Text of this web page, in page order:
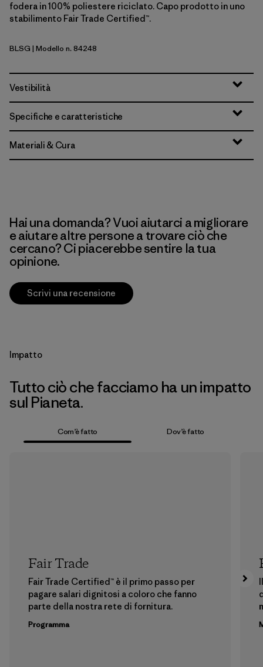
fodera in 100% poliestere riciclato. Capo prodotto in uno
stabilimento Fair Trade Certified™.
Blue Sage
BLSG | Modello n. 84248
Vestibilità
Specifiche e caratteristiche
Materiali & Cura
Hai una domanda? Vuoi aiutarci a migliorare
e aiutare altre persone a trovare ciò che
cercano? Ci piacerebbe sentire la tua
opinione.
Scrivi una recensione
Impatto
Tutto ciò che facciamo ha un impatto
sul Pianeta.
Com’è fatto Dov’è fatto
Fair Trade
Fair Trade Certified™ è il primo passo per
pagare salari dignitosi a coloro che fanno
parte della nostra rete di fornitura.
Programma